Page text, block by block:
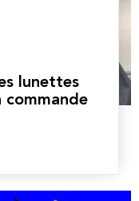
lunettes